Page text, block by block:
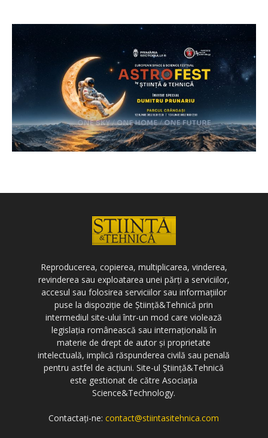
Reproducerea, copierea, multiplicarea, vinderea,
revinderea sau exploatarea unei părți a serviciilor,
accesul sau folosirea serviciilor sau informațiilor
puse la dispoziție de Știință&Tehnică prin
intermediul site-ului într-un mod care violează
legislația românească sau internațională în
materie de drept de autor și proprietate
intelectuală, implică răspunderea civilă sau penală
pentru astfel de acțiuni. Site-ul Știință&Tehnică
este gestionat de către Asociația
Science&Technology.
Contactați-ne:contact@stiintasitehnica.com